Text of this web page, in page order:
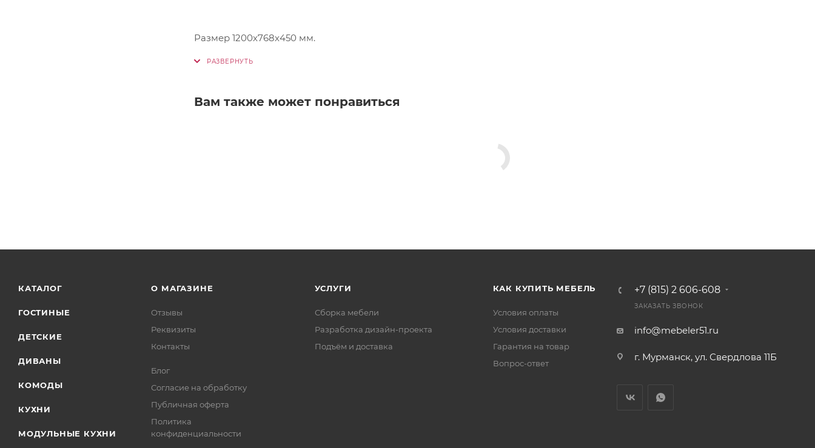
Размер 1200х768х450 мм.
Вам также может понравиться
КАТАЛОГ
ГОСТИНЫЕ
ДЕТСКИЕ
ДИВАНЫ
КОМОДЫ
КУХНИ
МОДУЛЬНЫЕ КУХНИ
О МАГАЗИНЕ
Отзывы
Реквизиты
Контакты
Блог
Согласие на обработку
Публичная оферта
Политика
конфиденциальности
УСЛУГИ
Сборка мебели
Разработка дизайн-проекта
Подъём и доставка
КАК КУПИТЬ МЕБЕЛЬ
Условия оплаты
Условия доставки
Гарантия на товар
Вопрос-ответ
+7 (815) 2 606-608
ЗАКАЗАТЬ ЗВОНОК
info@mebeler51.ru
г. Мурманск, ул. Свердлова 11Б